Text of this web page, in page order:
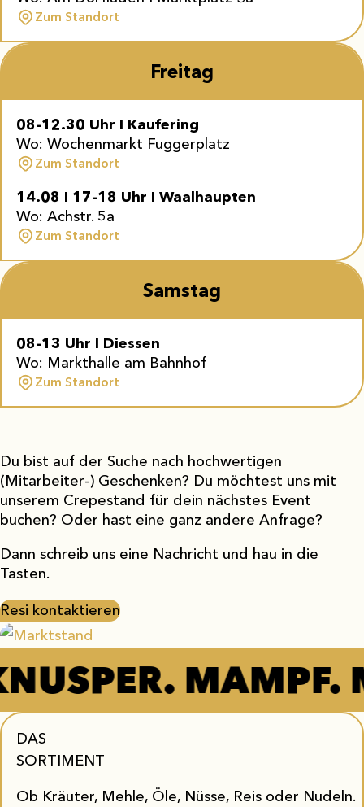
Zum Standort
Freitag
08-12.30 Uhr I Kaufering
Wo: Wochenmarkt Fuggerplatz
Zum Standort
14.08 I 1 7-18 Uhr I Waalhaupten
Wo: Achstr. 5a
Zum Standort
Samstag
08-13 Uhr I Diessen
Wo: Markthalle am Bahnhof
Zum Standort
Du bist auf der Suche nach hochwertigen
(Mitarbeiter-) Geschenken? Du möchtest uns mit
unserem Crepestand für dein nächstes Event
buchen? Oder hast eine ganz andere Anfrage?
Dann schreib uns eine Nachricht und hau in die
Tasten.
Resi kontaktieren
MAMPF.
DAS
SORTIMENT
Ob Kräuter, Mehle, Öle, Nüsse, Reis oder Nudeln.